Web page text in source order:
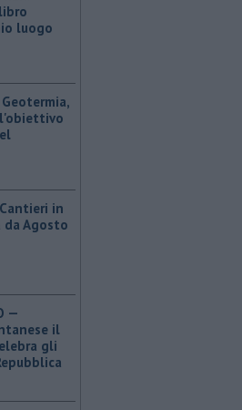
luogo
Geotermia,
in
Agosto
—
il
gli